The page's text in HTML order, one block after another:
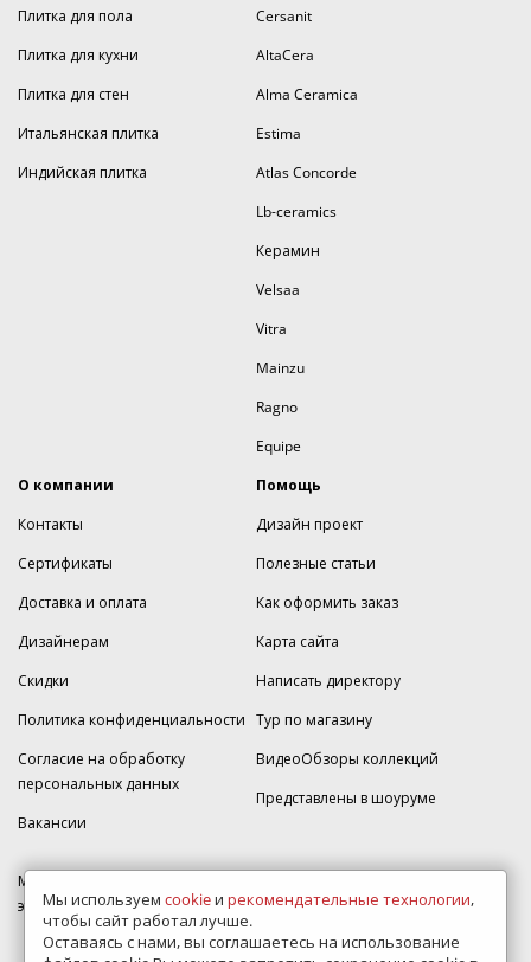
Плитка для пола
Плитка для кухни
Плитка для стен
Итальянская плитка
Индийская плитка
Cersanit
AltaCera
Alma Ceramica
Estima
Atlas Concorde
Lb-ceramics
Керамин
Velsaa
Vitra
Mainzu
Ragno
Equipe
О компании
Контакты
Сертификаты
Доставка и оплата
Дизайнерам
Скидки
Политика конфиденциальности
Согласие на обработку
персональных данных
Вакансии
Помощь
Дизайн проект
Полезные статьи
Как оформить заказ
Карта сайта
Написать директору
Тур по магазину
ВидеоОбзоры коллекций
Представлены в шоуруме
МКАД 2км внешняя сторона, д. 2, ТРЦ "Шоколад" (РИО) Реутов, -1
этаж, магазин Плитка-SDVK.
Мы используем cookieи рекомендательные технологии,
чтобы сайт работал лучше.
Оставаясь с нами, вы соглашаетесь на использование